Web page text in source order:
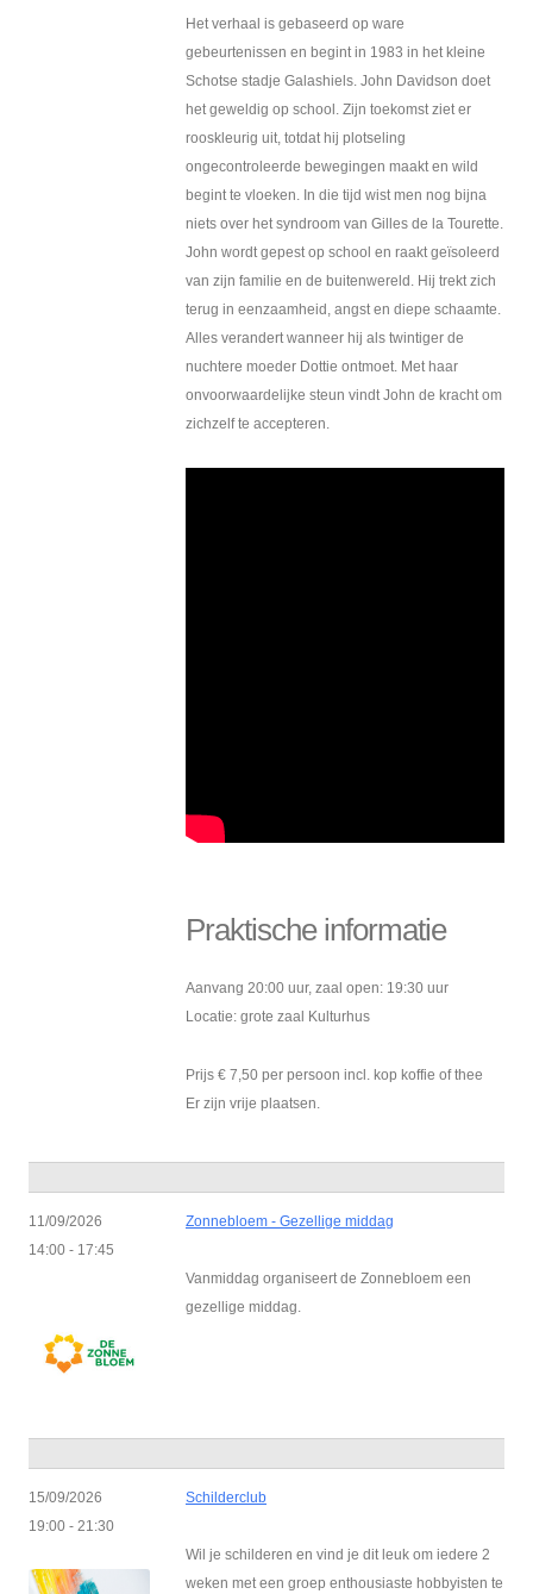
Het verhaal is gebaseerd op ware
gebeurtenissen en begint in 1983 in het kleine
Schotse stadje Galashiels. John Davidson doet
het geweldig op school. Zijn toekomst ziet er
rooskleurig uit, totdat hij plotseling
ongecontroleerde bewegingen maakt en wild
begint te vloeken. In die tijd wist men nog bijna
niets over het syndroom van Gilles de la Tourette.
John wordt gepest op school en raakt geïsoleerd
van zijn familie en de buitenwereld. Hij trekt zich
terug in eenzaamheid, angst en diepe schaamte.
Alles verandert wanneer hij als twintiger de
nuchtere moeder Dottie ontmoet. Met haar
onvoorwaardelijke steun vindt John de kracht om
zichzelf te accepteren.
Praktische informatie
Aanvang 20:00 uur, zaal open: 19:30 uur
Locatie: grote zaal Kulturhus
Prijs € 7,50 per persoon incl. kop koffie of thee
Er zijn vrije plaatsen.
11/09/2026
14:00 - 17:45
Zonnebloem - Gezellige middag
Vanmiddag organiseert de Zonnebloem een
gezellige middag.
15/09/2026
19:00 - 21:30
Schilderclub
Wil je schilderen en vind je dit leuk om iedere 2
weken met een groep enthousiaste hobbyisten te